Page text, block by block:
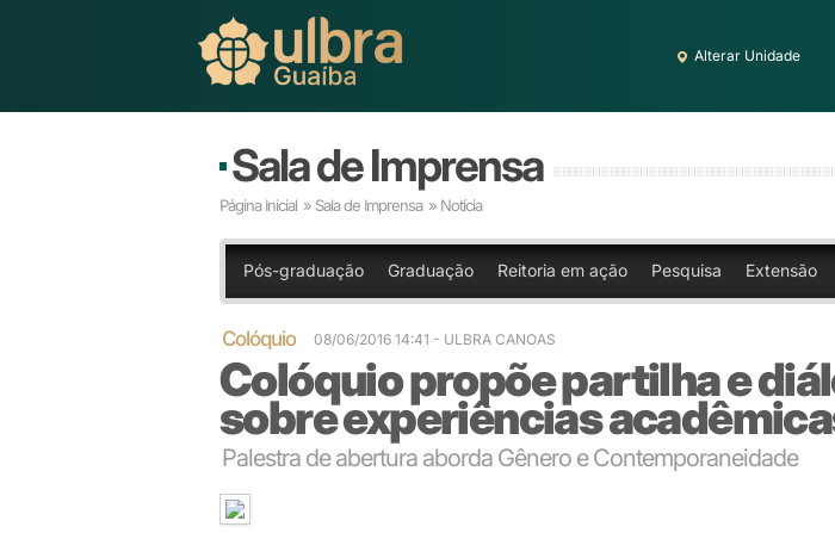
Alterar Unidade
Sala de Imprensa
Página Inicial » Sala de Imprensa » Notícia
Pós-graduação Graduação Reitoria em ação Pesquisa Extensão
Colóquio 08/06/2016 14:41 - ULBRA CANOAS
Colóquio propõe partilha e
sobre experiências
Palestra de abertura aborda Gênero e Contemporaneidade